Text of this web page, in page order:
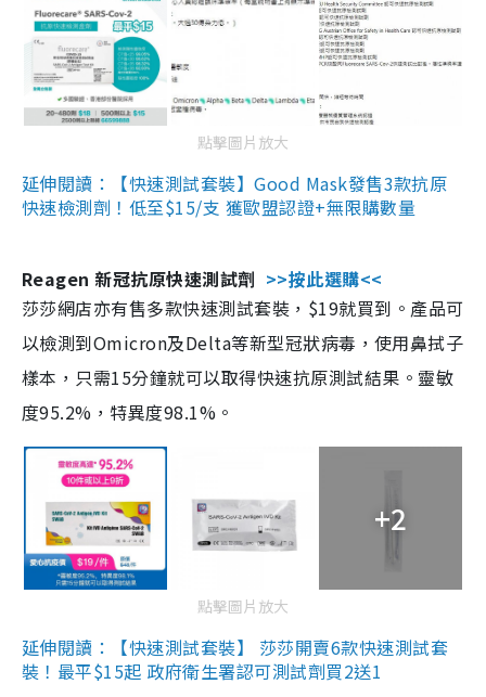
點擊圖片放大
延伸閱讀：【快速測試套裝】Good Mask發售3款抗原
快速檢測劑！低至$15/支 獲歐盟認證+無限購數量
Reagen 新冠抗原快速測試劑 >>按此選購<<
莎莎網店亦有售多款快速測試套裝，$19就買到。產品可
以檢測到Omicron及Delta等新型冠狀病毒，使用鼻拭子
樣本，只需15分鐘就可以取得快速抗原測試結果。靈敏
度95.2%，特異度98.1%。
+2
點擊圖片放大
延伸閱讀：【快速測試套裝】 莎莎開賣6款快速測試套
裝！最平$15起 政府衛生署認可測試劑買2送1